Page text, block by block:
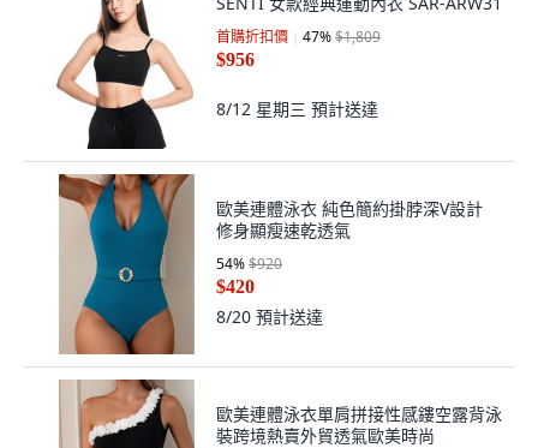
首購折扣價 47%$1,809
$956
8/12 星期三 預計送達
歐美連體泳衣 純色簡約掛脖深V設計
修身顯瘦速乾透氣
54%$920
$420
8/20 預計送達
歐美連體泳衣單肩拼接性感鏤空露背泳
裝跨境熱賣外貿透氣歐美時尚